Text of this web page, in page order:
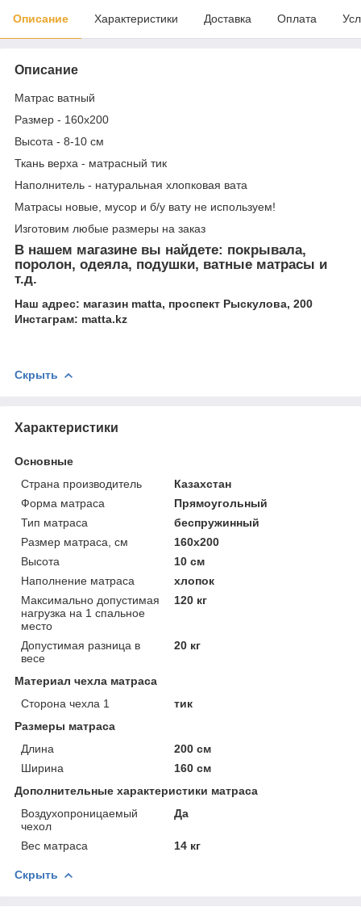
Описание Характеристики Доставка Оплата
Описание
Матрас ватный
Размер - 160х200
Высота - 8-10 см
Ткань верха - матрасный тик
Наполнитель - натуральная хлопковая вата
Матрасы новые, мусор и б/у вату не используем!
Изготовим любые размеры на заказ
В нашем магазине вы найдете: покрывала,
поролон, одеяла, подушки, ватные матрасы и
т.д.
Наш адрес: магазин matta, проспект Рыскулова, 200
Инстаграм: matta.kz
Скрыть
Характеристики
Основные
Страна производитель
Казахстан
Форма матраса
Прямоугольный
Тип матраса
беспружинный
Размер матраса, см
160х200
Высота
10 см
Наполнение матраса
хлопок
Максимально допустимая
нагрузка на 1 спальное
место
120 кг
Допустимая разница в
весе
20 кг
Материал чехла матраса
Сторона чехла 1
тик
Размеры матраса
Длина
200 см
Ширина
160 см
Дополнительные характеристики матраса
Воздухопроницаемый
чехол
Да
Вес матраса 14 кг
Скрыть